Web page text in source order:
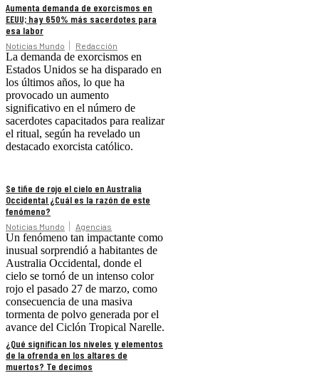
Aumenta demanda de exorcismos en
EEUU; hay 650% más sacerdotes para
esa labor
Noticias Mundo Redacción
La demanda de exorcismos en
Estados Unidos se ha disparado en
los últimos años, lo que ha
provocado un aumento
significativo en el número de
sacerdotes capacitados para realizar
el ritual, según ha revelado un
destacado exorcista católico.
Se tiñe de rojo el cielo en Australia
Occidental ¿Cuál es la razón de este
fenómeno?
Noticias Mundo Agencias
Un fenómeno tan impactante como
inusual sorprendió a habitantes de
Australia Occidental, donde el
cielo se tornó de un intenso color
rojo el pasado 27 de marzo, como
consecuencia de una masiva
tormenta de polvo generada por el
avance del Ciclón Tropical Narelle.
¿Qué significan los niveles y elementos
de la ofrenda en los altares de
muertos? Te decimos